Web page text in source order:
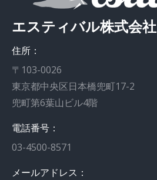
エスティバル株式会社
住所：
〒103-0026
東京都中央区日本橋兜町17-2
兜町第6葉山ビル4階
電話番号：
03-4500-8571
メールアドレス：